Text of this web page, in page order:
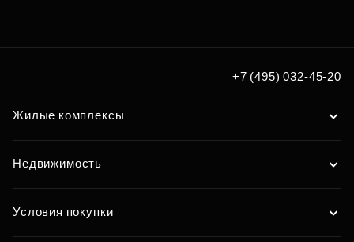
+7 (495) 032-45-20
Жилые комплексы
Недвижимость
Условия покупки